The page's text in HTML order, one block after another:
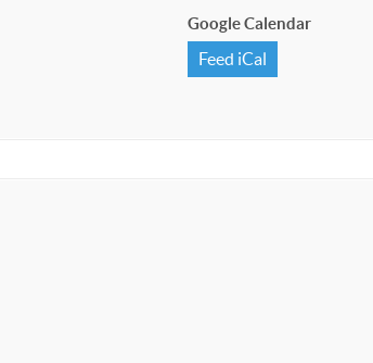
Google Calendar
Feed iCal